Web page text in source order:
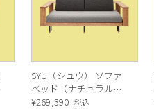
SYU（シュウ） ソファ
ベッド（ナチュラル）
190cm
¥269,390 税込